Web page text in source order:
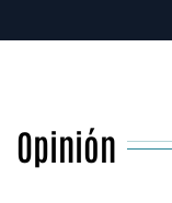
Opinión